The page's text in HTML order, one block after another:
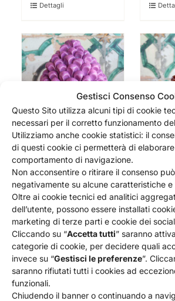
Gestisci Consenso
Questo Sito utilizza alcuni tipi di cookie
necessari per il corretto funzionamento
Utilizziamo anche cookie statistici: il
di questi cookie ci permetterà di
comportamento di navigazione.
Non acconsentire o ritirare il consenso
negativamente su alcune caratteristiche e
Oltre ai cookie tecnici ed analitici
dell’utente, possono essere installati
marketing di terze parti e cookie dei
Cliccando su “Accetta tutti” saranno
categorie di cookie, per decidere quali
invece su “Gestisci le preferenze”.
saranno rifiutati tutti i cookies ad
funzionali.
Chiudendo il banner o continuando a
Dettagli
PIGNA IN CERAMICA
SICILIANA – 30 CM –
BOUGANVILLE
150,00€
Aggiungi al carrello
Dettagli
PIGNA